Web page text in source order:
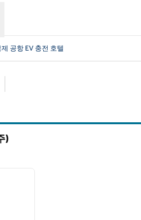
공항 EV 충전 호텔
)
다음 이미지